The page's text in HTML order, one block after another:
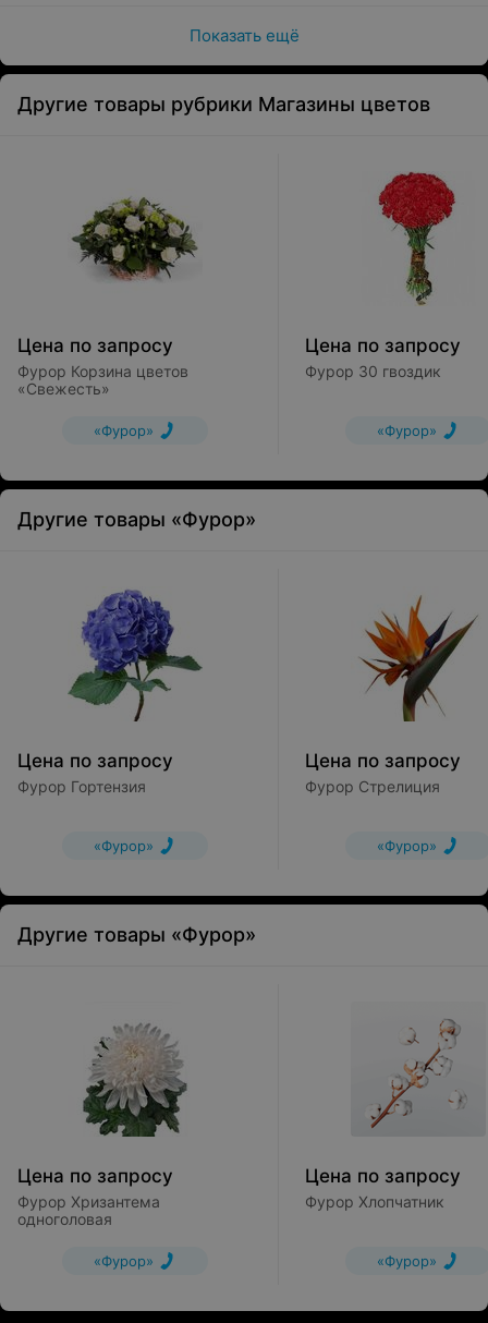
Показать ещё
Другие товары рубрики Магазины цветов
Цена по запросу
Фурор Корзина цветов
«Свежесть»
«Фурор»
Цена по запросу
Фурор 30 гвоздик
«Фурор»
Другие товары «Фурор»
Цена по запросу
Фурор Гортензия
«Фурор»
Цена по запросу
Фурор Стрелиция
«Фурор»
Другие товары «Фурор»
Цена по запросу
Фурор Хризантема
одноголовая
«Фурор»
Цена по запросу
Фурор Хлопчатник
«Фурор»